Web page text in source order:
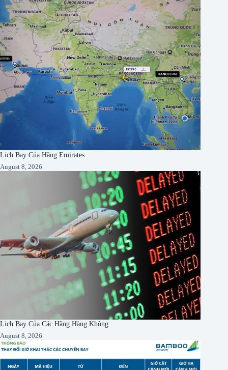
Lịch Bay Của Hãng Emirates
August 8, 2026
Lịch Bay Của Các Hãng Hàng Không
August 8, 2026